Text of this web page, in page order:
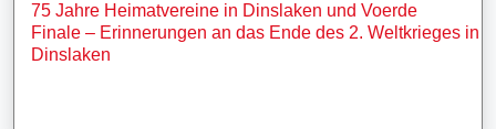
75 Jahre Heimatvereine in Dinslaken und Voerde
Finale – Erinnerungen an das Ende des 2. Weltkrieges in
Dinslaken